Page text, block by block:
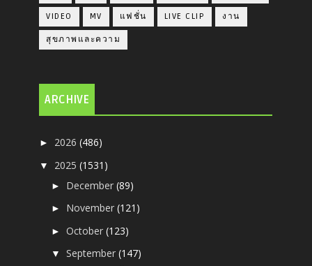
VIDEO MV แฟชั่น LIVE CLIP งาน
สุขภาพและความ
ARCHIVE
► 2026(486)
▼ 2025(1531)
► December(89)
► November(121)
►October(123)
▼September(147)